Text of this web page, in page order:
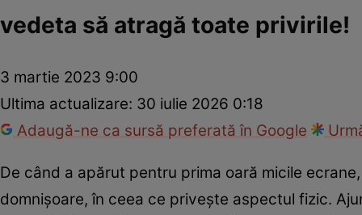
vedeta să atragă toate privirile!
3 martie 2023 9:00
Ultima actualizare: 30 iulie 2026 0:18
Adaugă-ne ca sursă preferată în Google
De când a apărut pentru prima oară micile
domnișoare, în ceea ce privește aspectul fizic.